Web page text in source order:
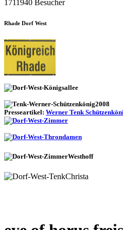
1711940 Besucher
Rhade Dorf West
Presseartikel: Werner Tenk